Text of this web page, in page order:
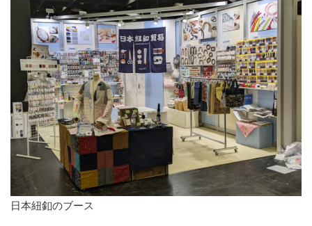
日本紐釦のブース